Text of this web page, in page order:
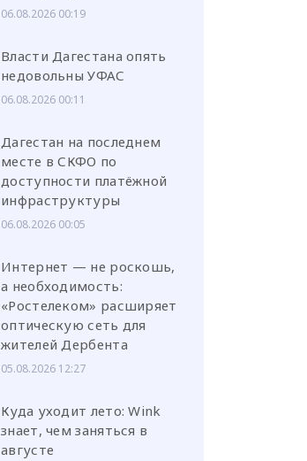
06.08.2026 00:19
Власти Дагестана опять
недовольны УФАС
06.08.2026 00:11
Дагестан на последнем
месте в СКФО по
доступности платёжной
инфраструктуры
06.08.2026 00:05
Интернет — не роскошь,
а необходимость:
«Ростелеком» расширяет
оптическую сеть для
жителей Дербента
05.08.2026 12:27
Куда уходит лето: Wink
знает, чем заняться в
августе